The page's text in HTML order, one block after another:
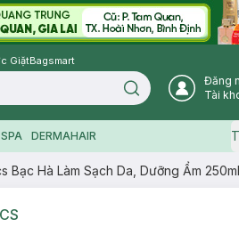
GiặtBagsmart
Search icon
Đăng
Tài
DERMAHAIR
Bạc Hà Làm Sạch Da, Dưỡng Ẩm 250ml